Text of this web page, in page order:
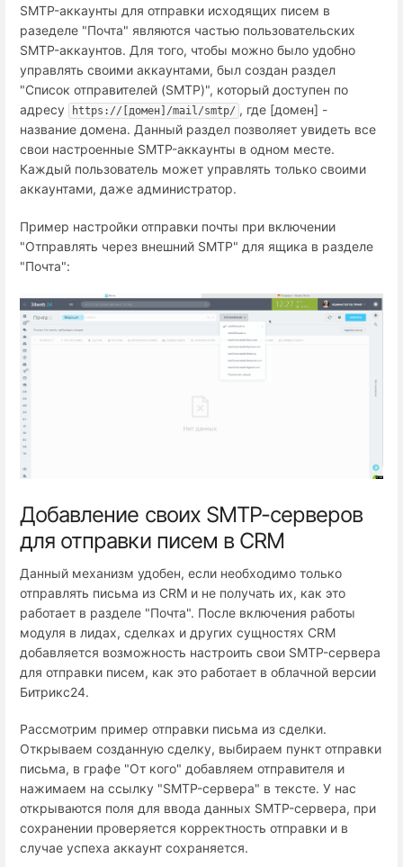
SMTP-аккаунты для отправки исходящих писем в
разеделе "Почта" являются частью пользовательских
SMTP-аккаунтов. Для того, чтобы можно было удобно
управлять своими аккаунтами, был создан раздел
"Список отправителей (SMTP)", который доступен по
адресу
https://[домен]/mail/smtp/ , где [домен] -
название домена. Данный раздел позволяет увидеть все
свои настроенные SMTP-аккаунты в одном месте.
Каждый пользователь может управлять только своими
аккаунтами, даже администратор.
Пример настройки отправки почты при включении
"Отправлять через внешний SMTP" для ящика в разделе
"Почта":
Добавление своих SMTP-серверов
для отправки писем в CRM
Данный механизм удобен, если необходимо только
отправлять письма из CRM и не получать их, как это
работает в разделе "Почта". После включения работы
модуля в лидах, сделках и других сущностях CRM
добавляется возможность настроить свои SMTP-сервера
для отправки писем, как это работает в облачной версии
Битрикс24.
Рассмотрим пример отправки письма из сделки.
Открываем созданную сделку, выбираем пункт отправки
письма, в графе "От кого" добавляем отправителя и
нажимаем на ссылку "SMTP-сервера" в тексте. У нас
открываются поля для ввода данных SMTP-сервера, при
сохранении проверяется корректность отправки и в
случае успеха аккаунт сохраняется.